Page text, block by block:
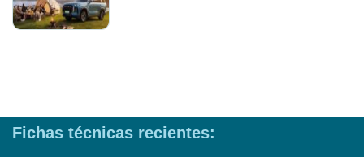
Fichas técnicas recientes: